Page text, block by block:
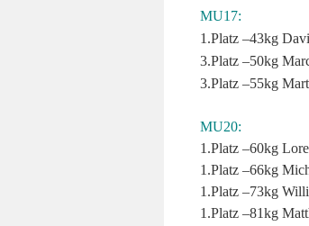
MU17:
1.Platz –43kg
3.Platz –50kg
3.Platz –55kg
MU20:
1.Platz –60kg
1.Platz –66kg
1.Platz –73kg
1.Platz –81kg